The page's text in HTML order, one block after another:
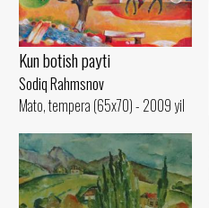
Kun botish payti
Sodiq Rahmsnov
Mato, tempera (65x70) - 2009 yil